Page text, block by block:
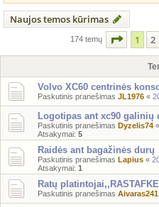
Naujos temos kūrimas
174 temų Puslapis
1 2
Volvo XC60 centrinės
Paskutinis pranešimas JL1976 «
Logotipas ant xc90 galinių
Paskutinis pranešimas Dyzelis74 «
Atsakymai: 5
Raidės ant bagažinės durų
Paskutinis pranešimas Lapius «
Atsakymai: 1
Ratų
Paskutinis pranešimas Aivaras241